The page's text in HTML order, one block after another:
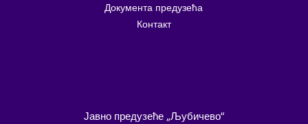
Документа предузећа
Контакт
Јавно предузеће „Љубичево“